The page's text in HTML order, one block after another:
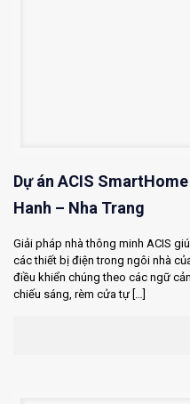
Dự án ACIS
Hanh – Nha Trang
Giải pháp nhà thông minh ACIS
các thiết bị điện trong ngôi nhà
điều khiển chúng theo các ngữ
chiếu sáng, rèm cửa tự